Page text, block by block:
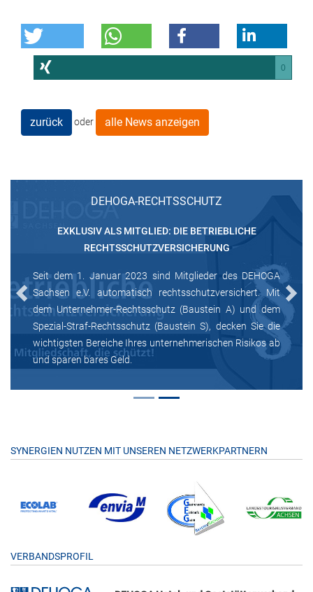
0
zurück oder alle News anzeigen
DEHOGA-RECHTSSCHUTZ
EXKLUSIV ALS MITGLIED: DIE BETRIEBLICHE
RECHTSSCHUTZVERSICHERUNG
Seit dem 1. Januar 2023 sind Mitglieder des DEHOGA
Sachsen e.V. automatisch rechtsschutzversichert. Mit
dem Unternehmer-Rechtsschutz (Baustein A) und dem
Spezial-Straf-Rechtsschutz (Baustein S), decken Sie die
wichtigsten Bereiche Ihres unternehmerischen Risikos ab
und sparen bares Geld.
Previous Next
SYNERGIEN NUTZEN MIT UNSEREN NETZWERKPARTNERN
VERBANDSPROFIL